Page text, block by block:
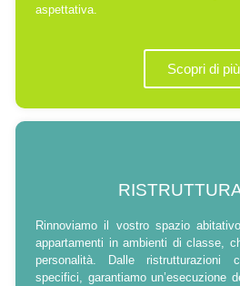
aspettativa.
Scopri di più
Rinnoviamo il vostro spazio
appartamenti in ambienti di classe,
personalità. Dalle ristrutturazioni
specifici, garantiamo un’esecuzione